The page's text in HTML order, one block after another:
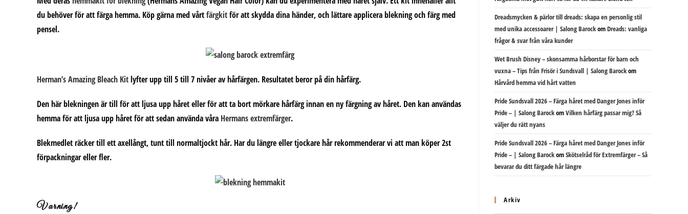
du behöver för att färga hemma. Köp gärna med vårtfärgkitför att skydda dina händer, och lättare applicera blekning och färg med
pensel.
Herman’s Amazing Bleach Kitlyfter upp till 5 till 7 nivåer av hårfärgen. Resultatet beror på din hårfärg.
Den här blekningen är till för att ljusa upp håret eller för att ta bort mörkare hårfärg innan en ny färgning av håret. Den kan användas
hemma för att ljusa upp håret för att sedan använda våra Hermans extremfärger.
Blekmedlet räcker till ett axellångt, tunt till normaltjockt hår. Har du längre eller tjockare hår rekommenderar vi att man köper 2st
förpackningar eller fler.
Varning!
Dreadsmycken & pärlor till dreads: skapa en personlig stil
med unika accessoarer | Salong BarockomDreads: vanliga
frågor & svar från våra kunder
Wet Brush Disney – skonsamma hårborstar för barn och
vuxna – Tips från Frisör i Sundsvall | Salong Barockom
Hårvård hemma vid hårt vatten
Pride Sundsvall 2026 – Färga håret med Danger Jones inför
Pride – | Salong BarockomVilken hårfärg passar mig? Så
väljer du rätt nyans
Pride Sundsvall 2026 – Färga håret med Danger Jones inför
Pride – | Salong BarockomSkötselråd för Extremfärger – Så
bevarar du ditt färgade hår längre
Arkiv